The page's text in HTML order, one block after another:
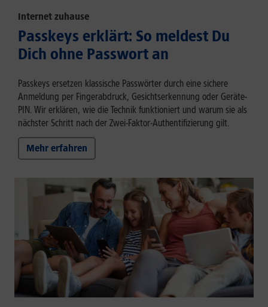
Internet zuhause
Passkeys erklärt: So meldest Du
Dich ohne Passwort an
Passkeys ersetzen klassische Passwörter durch eine sichere
Anmeldung per Fingerabdruck, Gesichtserkennung oder Geräte-
PIN. Wir erklären, wie die Technik funktioniert und warum sie als
nächster Schritt nach der Zwei-Faktor-Authentifizierung gilt.
Mehr erfahren